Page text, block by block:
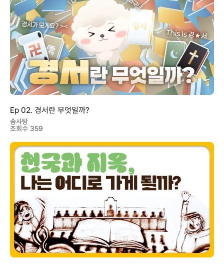
Ep 02. 경서란 무엇일까?
솜사탕
조회수 359